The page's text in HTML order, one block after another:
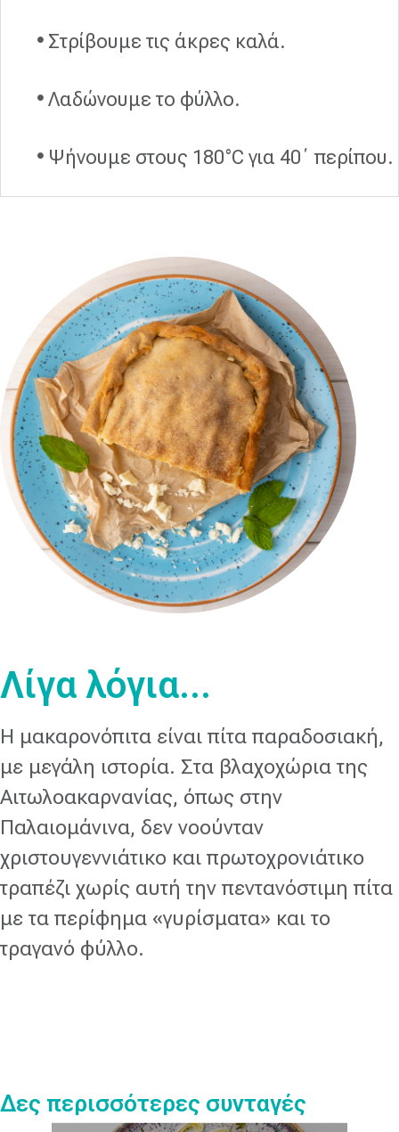
• Στρίβουμε τις άκρες καλά.
• Λαδώνουμε το φύλλο.
• Ψήνουμε στους 180°C για 40΄ περίπου.
Λίγα λόγια...
Η μακαρονόπιτα είναι πίτα παραδοσιακή,
με μεγάλη ιστορία. Στα βλαχοχώρια της
Αιτωλοακαρνανίας, όπως στην
Παλαιομάνινα, δεν νοούνταν
χριστουγεννιάτικο και πρωτοχρονιάτικο
τραπέζι χωρίς αυτή την πεντανόστιμη πίτα
με τα περίφημα «γυρίσματα» και το
τραγανό φύλλο.
Δες περισσότερες συνταγές